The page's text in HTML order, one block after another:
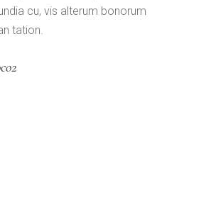
cu, vis alterum bonorum
tation.